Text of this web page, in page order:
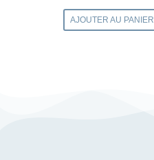
AJOUTER AU PANIER